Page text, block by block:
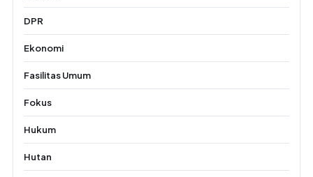
DPR
Ekonomi
Fasilitas Umum
Fokus
Hukum
Hutan